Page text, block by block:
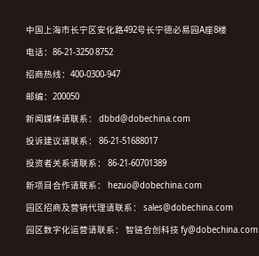
中国上海市长宁区安化路492号长宁德必易园A座8楼
电话：86-21-3250 8752
招商热线：400-0300-947
邮编：200050
新闻媒体请联系： dbbd@dobechina.com
投诉建议请联系： 86-21-51688017
投资者关系请联系： 86-21-60701389
新项目合作请联系： hezuo@dobechina.com
园区招商及营销代理请联系： sales@dobechina.com
园区数字化运营请联系： 智链合创科技 fy@dobechina.com